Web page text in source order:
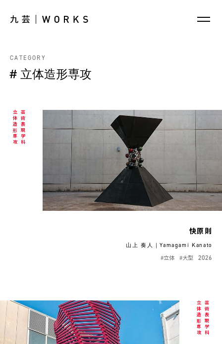
CATEGORY
# 立体造形専攻
芸術表現学科
立体造形専攻
快原則
山上 奏人｜Yamagami Kanato
2026
#大型
#立体
芸術表現学科
立体造形専攻